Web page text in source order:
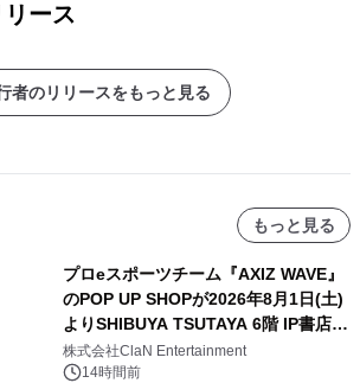
ース
者のリリースをもっと見る
もっと見る
プロeスポーツチーム『AXIZ WAVE』
のPOP UP SHOPが2026年8月1日(土)
よりSHIBUYA TSUTAYA 6階 IP書店で
開催決定！！
株式会社ClaN Entertainment
14時間前